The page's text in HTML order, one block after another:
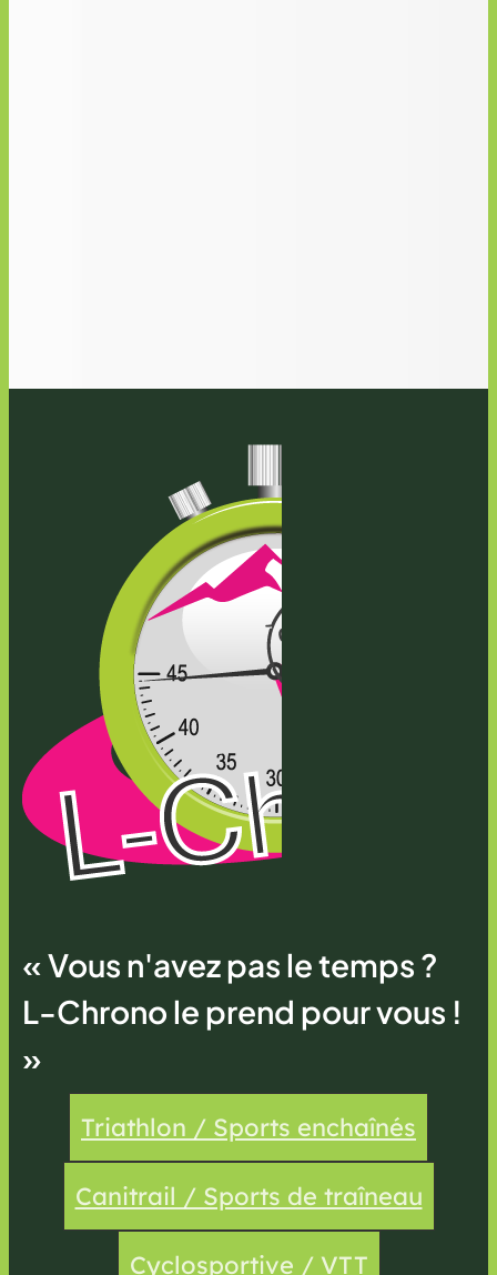
« Vous n'avez pas le temps ?
L-Chrono le prend pour vous !
»
Triathlon / Sports enchaînés
Canitrail / Sports de traîneau
Cyclosportive / VTT